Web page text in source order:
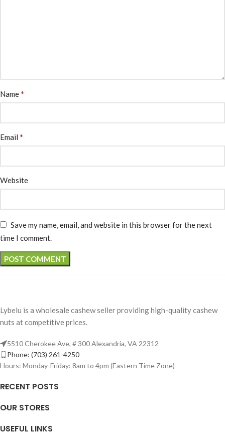
Name*
Email *
Website
Save my name, email, and website in this browser for the next
time I comment.
Lybelu is a wholesale cashew seller providing high-quality cashew
nuts at competitive prices.
5510 Cherokee Ave, # 300 Alexandria, VA 22312
Phone: (703) 261-4250
Hours: Monday-Friday: 8am to 4pm (Eastern Time Zone)
RECENT POSTS
OUR STORES
USEFUL LINKS